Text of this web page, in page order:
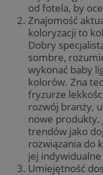
od fotela, by
Znajomość
koloryzacji to
Dobry
sombre,
wykonać baby
kolorów. Zna
fryzurze
rozwój branży,
nowe produkty.
trendów jako
rozwiązania do
jej indywidualne
Umiejętność